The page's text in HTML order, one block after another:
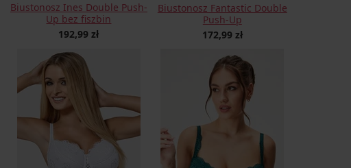
Biustonosz Ines Double Push-
Up bez fiszbin
192,99 zł
Biustonosz Fantastic Double
Push-Up
172,99 zł